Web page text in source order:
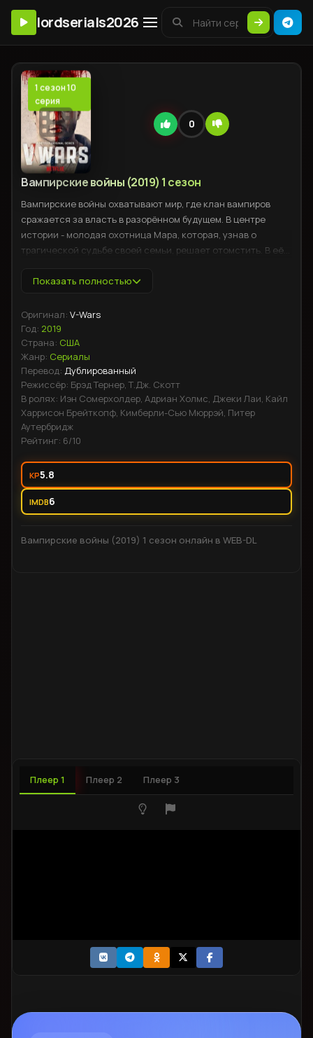
lordserials2026
1 сезон 10
серия
0
Вампирские войны (2019) 1 сезон
Вампирские войны охватывают мир, где клан вампиров
сражается за власть в разорённом будущем. В центре
истории - молодая охотница Мара, которая, узнав о
трагической судьбе своей семьи, решает отомстить. В её
знания о магии, способные изменить ход войны. Когда
может оказаться её единственным союзником, ситуация
принимает неожиданный поворот, ставя под сомнение её
истинные цели и мотивацию.
Показать полностью
Оригинал: V-Wars
Год: 2019
Страна: США
Жанр: Сериалы
Перевод: Дублированный
Режиссёр: Брэд Тернер, Т.Дж. Скотт
В ролях: Иэн Сомерхолдер, Адриан Холмс, Джеки Лаи, Кайл
Харрисон Брейткопф, Кимберли-Сью Мюррэй, Питер
Аутербридж
Рейтинг: 6/10
KP5.8
IMDB6
Вампирские войны (2019) 1 сезон онлайн в WEB-DL
Плеер 1 Плеер 2 Плеер 3